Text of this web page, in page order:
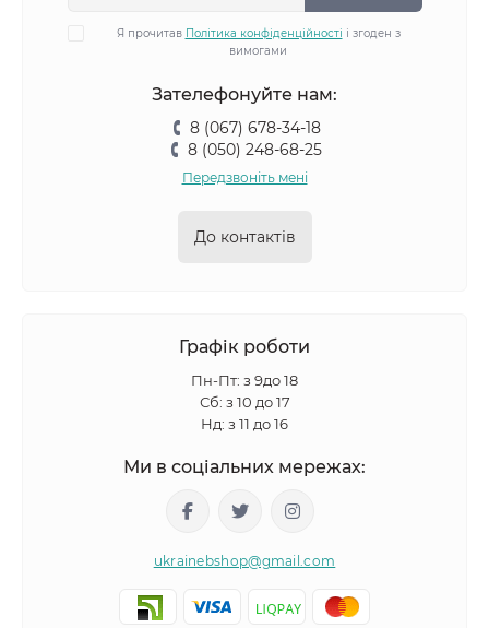
Я прочитав Політика конфіденційності і згоден з
вимогами
Зателефонуйте нам:
8 (067) 678-34-18
8 (050) 248-68-25
Передзвоніть мені
До контактів
Графік роботи
Пн-Пт: з 9до 18
Сб: з 10 до 17
Нд: з 11 до 16
Ми в соціальних мережах:
ukrainebshop@gmail.com